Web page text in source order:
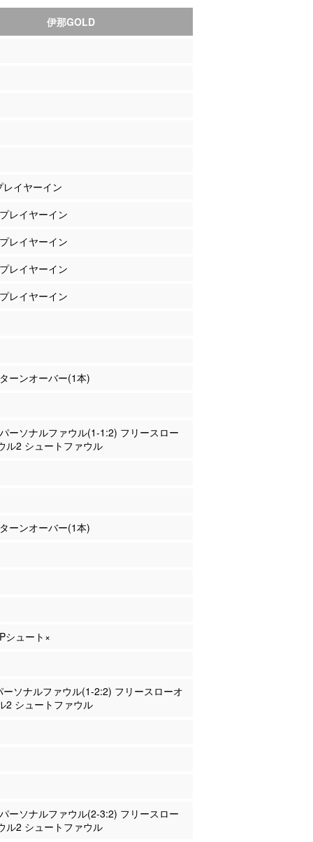
伊那GOLD
イヤーイン
レイヤーイン
レイヤーイン
レイヤーイン
レイヤーイン
ーンオーバー(1本)
ーソナルファウル(1-1:2) フリースロー
ル2 シュートファウル
ーンオーバー(1本)
シュート×
ーソナルファウル(1-2:2) フリースローオ
2 シュートファウル
ーソナルファウル(2-3:2) フリースロー
ル2 シュートファウル